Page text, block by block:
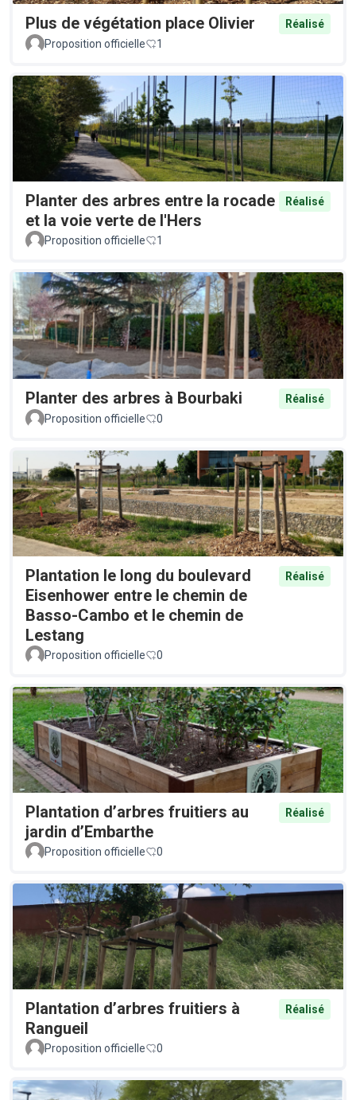
Plus de végétation place Olivier
Réalisé
Proposition officielle
1
Planter des arbres entre la rocade
et la voie verte de l'Hers
Réalisé
Proposition officielle 1
Planter des arbres à Bourbaki
Réalisé
Proposition officielle
0
Plantation le long du boulevard
Eisenhower entre le chemin de
Basso-Cambo et le chemin de
Lestang
Réalisé
Proposition officielle 0
Plantation d’arbres fruitiers au
jardin d’Embarthe
Réalisé
Proposition officielle 0
Plantation d’arbres fruitiers à
Rangueil
Réalisé
Proposition officielle 0